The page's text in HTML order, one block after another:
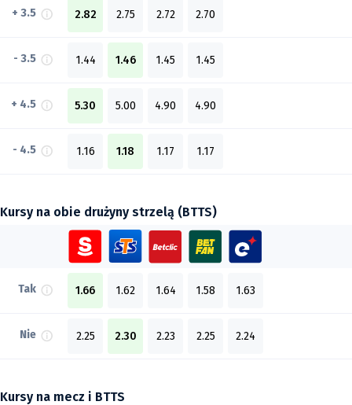
+ 3.5 2.82 2.75 2.72 2.70
- 3.5 1.44 1.46 1.45 1.45
+ 4.5 5.30 5.00 4.90 4.90
- 4.5 1.16 1.18 1.17 1.17
Kursy na obie drużyny strzelą (BTTS)
Tak 1.66 1.62 1.64 1.58 1.63
Nie 2.25 2.30 2.23 2.25 2.24
Kursy na mecz i BTTS